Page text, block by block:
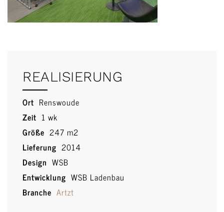
REALISIERUNG
Ort Renswoude
Zeit 1 wk
Größe 247 m2
Lieferung 2014
Design WSB
Entwicklung WSB Ladenbau
Branche Artzt